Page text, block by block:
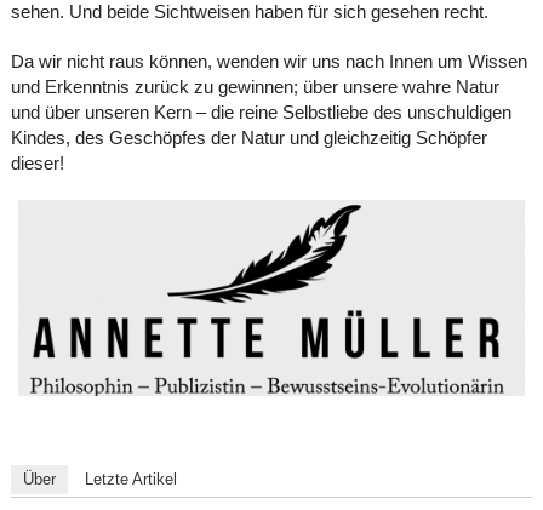
sehen. Und beide Sichtweisen haben für sich gesehen recht.
Da wir nicht raus können, wenden wir uns nach Innen um Wissen
und Erkenntnis zurück zu gewinnen; über unsere wahre Natur
und über unseren Kern – die reine Selbstliebe des unschuldigen
Kindes, des Geschöpfes der Natur und gleichzeitig Schöpfer
dieser!
Über Letzte Artikel